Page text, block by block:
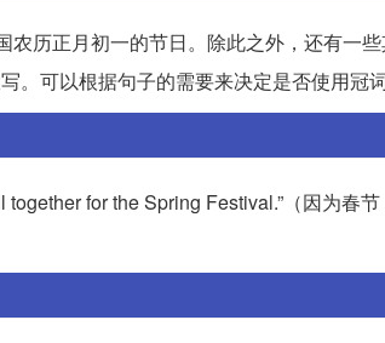
历正月初一的节日。除此之外，还有一
可以根据句子的需要来决定是否使用冠词
together for the Spring Festival.”（因为春